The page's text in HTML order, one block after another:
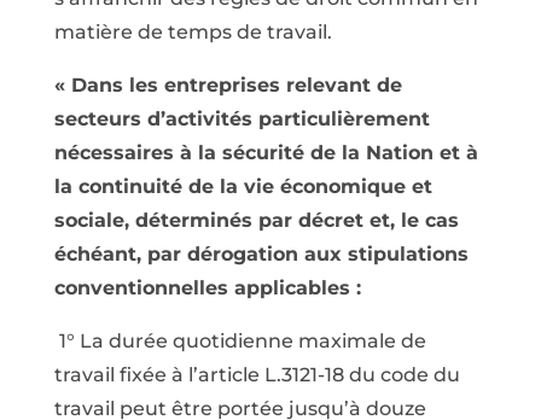
matière de temps de travail.
« Dans les entreprises relevant de
secteurs d’activités particulièrement
nécessaires à la sécurité de la Nation et à
la continuité de la vie économique et
sociale, déterminés par décret et, le cas
échéant, par dérogation aux stipulations
conventionnelles applicables :
1° La durée quotidienne maximale de
travail fixée à l’article L.3121-18 du code du
travail peut être portée jusqu’à douze